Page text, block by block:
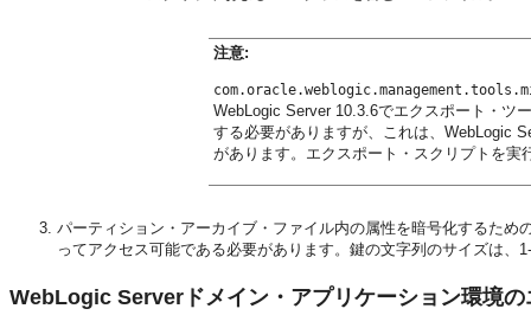
注意:
WebLogic Server 10.3.6でエクスポート・ツ
する必要がありますが、これは、WebLogic
があります。エクスポート・スクリプトを
パーティション・アーカイブ・ファイル内の属性を暗号化するた
ってアクセス可能である必要があります。鍵の文字列のサイズは、
WebLogic Serverドメイン・アプリケーション環境の